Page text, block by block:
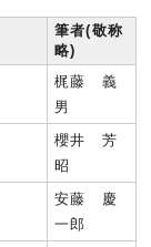
筆者(敬称
略)
梶藤 義
男
櫻井 芳
昭
安藤 慶
一郎